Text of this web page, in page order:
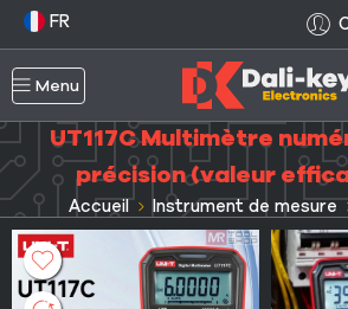
FR
Menu
UT117C Multimètre
précision (valeur
Accueil Instrument de mesure